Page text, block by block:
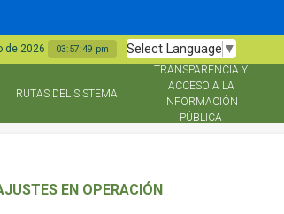
de 2026 03:57:50 pm Select Language ▼
RUTAS DEL SISTEMA
TRANSPARENCIA Y
ACCESO A LA
INFORMACIÓN
PÚBLICA
EN OPERACIÓN